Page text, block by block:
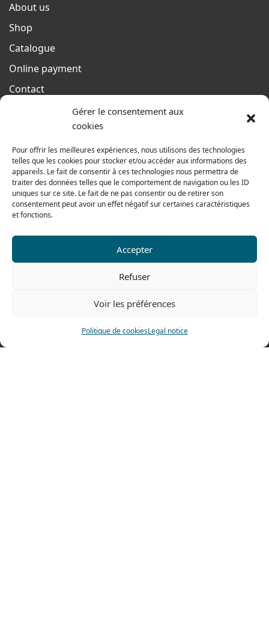
Gérer le consentement aux
cookies
Pour offrir les meilleures expériences, nous utilisons des technologies
telles que les cookies pour stocker et/ou accéder aux informations des
appareils. Le fait de consentir à ces technologies nous permettra de
traiter des données telles que le comportement de navigation ou les ID
uniques sur ce site. Le fait de ne pas consentir ou de retirer son
consentement peut avoir un effet négatif sur certaines caractéristiques
et fonctions.
Accepter
Refuser
Voir les préférences
Politique de cookiesLegal notice
About us
Shop
Catalogue
Online payment
Contact
Terms of sales
From monday to thursday
From 8h to 12h30 and from 13h30 to 17h20
On friday
From 8h to 12h30 and from 13h30 to 16h
Fax: 0033 474 62 81 69
478 rue Alexandre Richetta